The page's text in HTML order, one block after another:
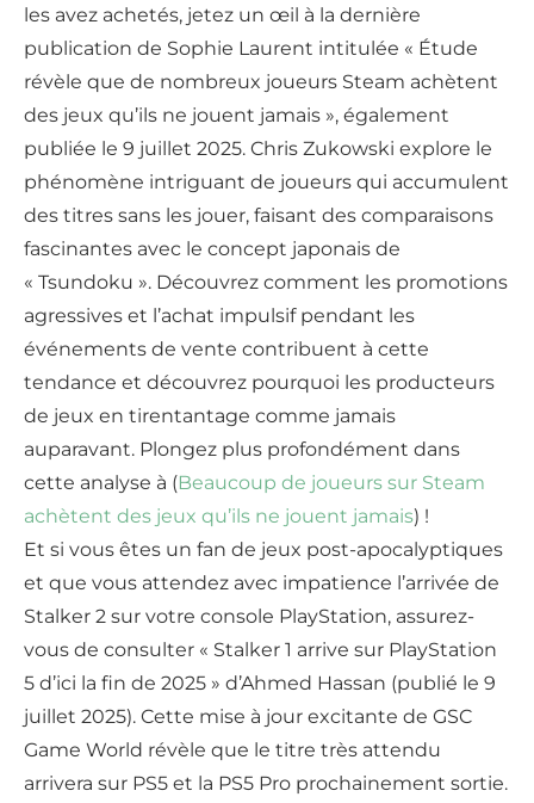
les avez achetés, jetez un œil à la dernière
publication de Sophie Laurent intitulée « Étude
révèle que de nombreux joueurs Steam achètent
des jeux qu’ils ne jouent jamais », également
publiée le 9 juillet 2025. Chris Zukowski explore le
phénomène intriguant de joueurs qui accumulent
des titres sans les jouer, faisant des comparaisons
fascinantes avec le concept japonais de
« Tsundoku ». Découvrez comment les promotions
agressives et l’achat impulsif pendant les
événements de vente contribuent à cette
tendance et découvrez pourquoi les producteurs
de jeux en tirentantage comme jamais
auparavant. Plongez plus profondément dans
cette analyse à (Beaucoup de joueurs sur Steam
achètent des jeux qu’ils ne jouent jamais) !
Et si vous êtes un fan de jeux post-apocalyptiques
et que vous attendez avec impatience l’arrivée de
Stalker 2 sur votre console PlayStation, assurez-
vous de consulter « Stalker 1 arrive sur PlayStation
5 d’ici la fin de 2025 » d’Ahmed Hassan (publié le 9
juillet 2025). Cette mise à jour excitante de GSC
Game World révèle que le titre très attendu
arrivera sur PS5 et la PS5 Pro prochainement sortie.